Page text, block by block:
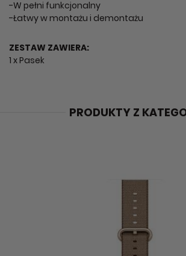
-W pełni funkcjonalny
-Łatwy w montażu i demontażu
ZESTAW ZAWIERA:
1 x Pasek
PRODUKTY Z